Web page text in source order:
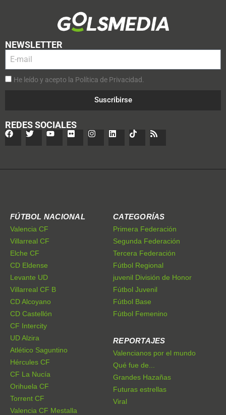
NEWSLETTER
He leído y acepto la Política de Privacidad.
Suscribirse
REDES SOCIALES
FÚTBOL NACIONAL
Valencia CF
Villarreal CF
Elche CF
CD Eldense
Levante UD
Villarreal CF B
CD Alcoyano
CD Castellón
CF Intercity
UD Alzira
Atlético Saguntino
Hércules CF
CF La Nucía
Orihuela CF
Torrent CF
Valencia CF Mestalla
CATEGORÍAS
Primera Federación
Segunda Federación
Tercera Federación
Fútbol Regional
juvenil División de Honor
Fútbol Juvenil
Fútbol Base
Fútbol Femenino
REPORTAJES
Valencianos por el mundo
Qué fue de...
Grandes Hazañas
Futuras estrellas
Viral